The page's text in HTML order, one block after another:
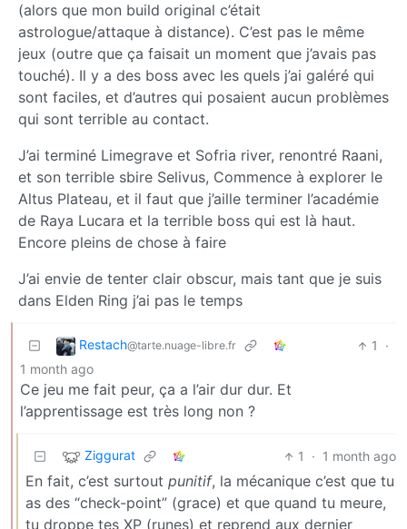
(alors que mon build original c’était
astrologue/attaque à distance). C’est pas le même
jeux (outre que ça faisait un moment que j’avais pas
touché). Il y a des boss avec les quels j’ai galéré qui
sont faciles, et d’autres qui posaient aucun problèmes
qui sont terrible au contact.
J’ai terminé Limegrave et Sofria river, renontré Raani,
et son terrible sbire Selivus, Commence à explorer le
Altus Plateau, et il faut que j’aille terminer l’académie
de Raya Lucara et la terrible boss qui est là haut.
Encore pleins de chose à faire
J’ai envie de tenter clair obscur, mais tant que je suis
dans Elden Ring j’ai pas le temps
Restach@tarte.nuage-libre.fr 1
·
1 month ago
Ce jeu me fait peur, ça a l’air dur dur. Et
l’apprentissage est très long non ?
Ziggurat 1 · 1 month ago
En fait, c’est surtout punitif, la mécanique c’est que tu
as des “check-point” (grace) et que quand tu meure,
tu droppe tes XP (runes) et reprend aux dernier